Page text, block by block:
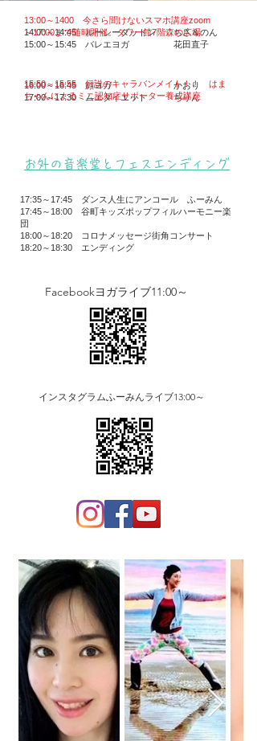
14:00～14:45 ルーシーダットン ちさ＆のん
15:00～15:45 バレエヨガ 花田直子
16:00～16:45 顔ヨガ かおり
​17:00～17:30 ムエダイエット ちりん
15:50～15:55 伝説のキャラバンメイト！！ はま
ちゃんによるミニ認知症サポーター養成講座
13:00～1400 今さら聞けないスマホ講座zoom
～17:00まで随時開催。タワー館7階森の広場
​お外の音楽堂とフェスエンディング
17:35～17:45 ダンス人生にアンコール ふーみん
17:45～18:00 谷町キッズポップフィルハーモニー楽
団​
18:00～18:20 コロナメッセージ街角コンサート
​18:20～18:30 エンディング
​Facebookヨガライブ11:00～
インスタグラムふーみんライブ13:00～